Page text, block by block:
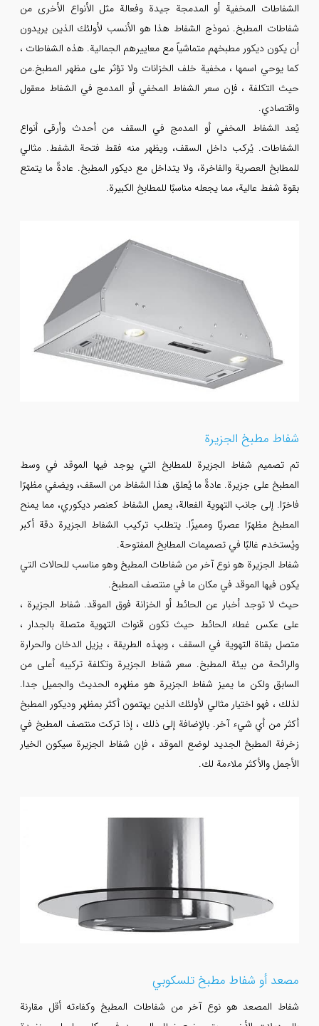
الشفاطات المخفية أو المدمجة جيدة وفعالة مثل الأنواع الأخرى من
شفاطات المطبخ. نموذج الشفاط هذا هو الأنسب لأولئك الذين يريدون
أن يكون ديكور مطبخهم متماشياً مع معاييرهم الجمالية. هذه الشفاطات ،
كما يوحي اسمها ، مخفية خلف الخزانات ولا تؤثر على مظهر المطبخ.من
حيث التكلفة ، فإن سعر الشفاط المخفي أو المدمج في الشفاط معقول
واقتصادي.
يُعد الشفاط المخفي أو المدمج في السقف من أحدث وأرقى أنواع
الشفاطات. يُركب داخل السقف، ويظهر منه فقط فتحة الشفط. مثالي
للمطابخ العصرية والفاخرة، ولا يتداخل مع ديكور المطبخ. عادةً ما يتمتع
بقوة شفط عالية، مما يجعله مناسبًا للمطابخ الكبيرة.
شفاط مطبخ الجزيرة
تم تصميم شفاط الجزيرة للمطابخ التي يوجد فيها الموقد في وسط
المطبخ على جزيرة. عادةً ما يُعلق هذا الشفاط من السقف، ويضفي مظهرًا
فاخرًا. إلى جانب التهوية الفعالة، يعمل الشفاط كعنصر ديكوري، مما يمنح
المطبخ مظهرًا عصريًا ومميزًا. يتطلب تركيب الشفاط الجزيرة دقة أكبر
ويُستخدم غالبًا في تصميمات المطابخ المفتوحة.
شفاط الجزيرة هو نوع آخر من شفاطات المطبخ وهو مناسب للحالات التي
يكون فيها الموقد في مكان ما في منتصف المطبخ.
حيث لا توجد أخبار عن الحائط أو الخزانة فوق الموقد. شفاط الجزيرة ،
على عكس غطاء الحائط حيث تكون قنوات التهوية متصلة بالجدار ،
متصل بقناة التهوية في السقف ، وبهذه الطريقة ، يزيل الدخان والحرارة
والرائحة من بيئة المطبخ. سعر شفاط الجزيرة وتكلفة تركيبه أعلى من
السابق ولكن ما يميز شفاط الجزيرة هو مظهره الحديث والجميل جدا.
لذلك ، فهو اختيار مثالي لأولئك الذين يهتمون أكثر بمظهر وديكور المطبخ
أكثر من أي شيء آخر. بالإضافة إلى ذلك ، إذا تركت منتصف المطبخ في
زخرفة المطبخ الجديد لوضع الموقد ، فإن شفاط الجزيرة سيكون الخيار
الأجمل والأكثر ملاءمة لك.
مصعد أو شفاط مطبخ تلسكوبي
شفاط المصعد هو نوع آخر من شفاطات المطبخ وكفاءته أقل مقارنة